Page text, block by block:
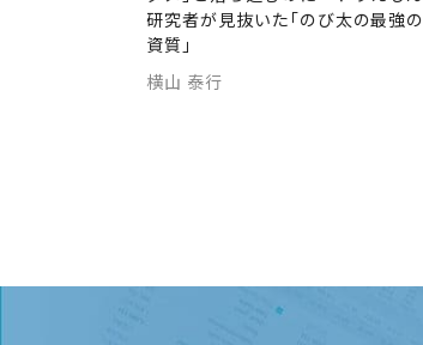
研究者が見抜いた｢のび太の最強の
資質｣
横山 泰行